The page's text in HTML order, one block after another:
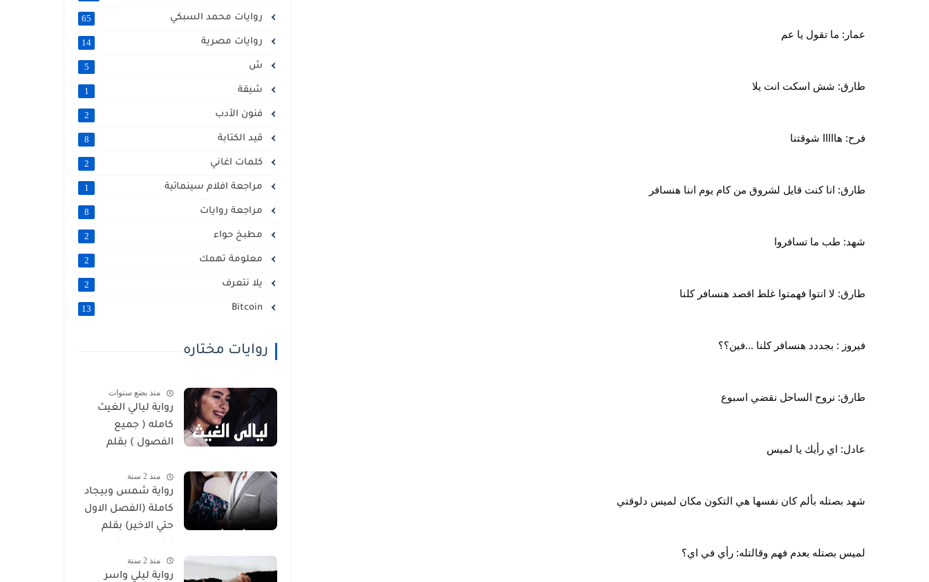
عمار: ما تقول يا عم
طارق: شش اسكت انت يلا
فرح: هااااا شوقتنا
طارق: انا كنت قايل لشروق من كام يوم اننا هنسافر
شهد: طب ما تسافروا
طارق: لا انتوا فهمتوا غلط اقصد هنسافر كلنا
فيروز : بجددد هنسافر كلنا ...فين؟؟
طارق: نروح الساحل نقضي اسبوع
عادل: اي رأيك يا لميس
شهد بصتله بألم كان نفسها هي التكون مكان لميس دلوقتي
لميس بصتله بعدم فهم وقالتله: رأي في اي؟
روايات محمد السبكي 65
روايات مصرية 14
ش 5
شيقة 1
فنون الأدب 2
قيد الكتابة 8
كلمات اغاني 2
مراجعة افلام سينمائية 1
مراجعة روايات 8
مطبخ حواء 2
معلومة تهمك 2
يلا نتعرف 2
13
روايات مختاره
منذ بضع سنوات
رواية ليالي الغيث
كامله ( جميع
الفصول ) بقلم
منذ 2 سنة
رواية شمس وبيجاد
كاملة (الفصل الاول
حتي الاخير) بقلم
منذ 2 سنة
رواية ليلي واسر